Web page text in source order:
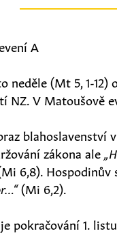
A
neděle (Mt 5, 1-12)
NZ. V Matoušově
blahoslavenství
zákona ale
6,8). Hospodinův
(Mi 6,2).
pokračování 1.